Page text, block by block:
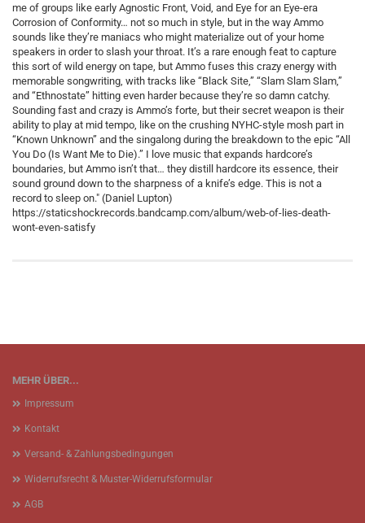
me of groups like early Agnostic Front, Void, and Eye for an Eye-era
Corrosion of Conformity… not so much in style, but in the way Ammo
sounds like they’re maniacs who might materialize out of your home
speakers in order to slash your throat. It’s a rare enough feat to capture
this sort of wild energy on tape, but Ammo fuses this crazy energy with
memorable songwriting, with tracks like “Black Site,” “Slam Slam Slam,”
and “Ethnostate” hitting even harder because they’re so damn catchy.
Sounding fast and crazy is Ammo’s forte, but their secret weapon is their
ability to play at mid tempo, like on the crushing NYHC-style mosh part in
“Known Unknown” and the singalong during the breakdown to the epic “All
You Do (Is Want Me to Die).” I love music that expands hardcore’s
boundaries, but Ammo isn’t that… they distill hardcore its essence, their
sound ground down to the sharpness of a knife’s edge. This is not a
record to sleep on." (Daniel Lupton)
https://staticshockrecords.bandcamp.com/album/web-of-lies-death-
wont-even-satisfy
MEHR ÜBER...
Impressum
Kontakt
Versand- & Zahlungsbedingungen
Widerrufsrecht & Muster-Widerrufsformular
AGB